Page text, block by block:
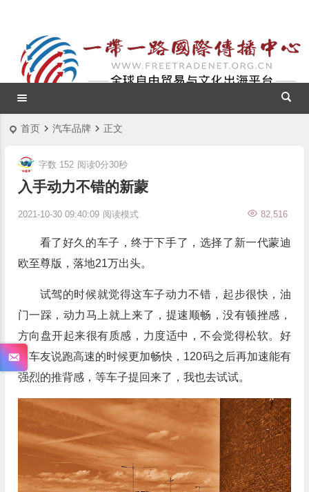
首页 汽车品牌 正文
入手动力不错的新蒙
2021-10-30 09:40:09 82,516
字数 152 阅读0分30秒
阅读模式
看了好久的车子，终于下手了，选择了新一代蒙迪
欧至尊版，落地21万出头。
试驾的时候就觉得这车子动力不错，起步很快，油
门一踩，动力马上就上来了，提速顺畅，没有顿挫感，
方向盘开起来很有质感，力度适中，不会觉得松软。好
多车友说跑高速的时候更加畅快，120码之后再加速能有
强烈的推背感，等车子提回来了，我也去试试。